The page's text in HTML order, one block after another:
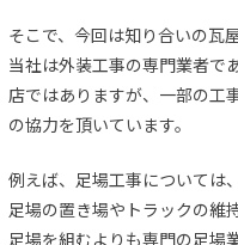
そこで、今回は知り合いの瓦
当社は外装工事の専門業者で
店ではありますが、一部の工
の協力を頂いています。
例えば、足場工事については
足場の置き場やトラックの維
足場を組むよりも専門の足場